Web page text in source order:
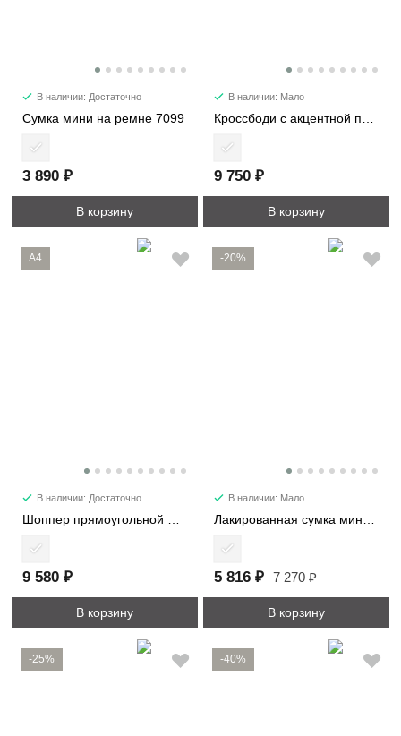
В наличии: Достаточно
Сумка мини на ремне 7099
3 890 ₽
В корзину
В наличии: Мало
9 750 ₽
В корзину
A4
В наличии: Достаточно
Шоппер прямоугольной формы 1192
9 580 ₽
В корзину
-20%
В наличии: Мало
Лакированная сумка мини 28514-1
5 816 ₽ 7 270 ₽
В корзину
-25% -40%